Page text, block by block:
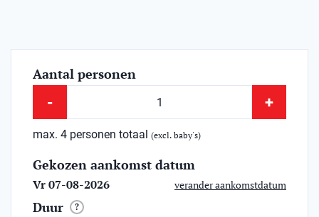
Aantal personen
- +
max. 4 personen totaal (excl. baby's)
Gekozen aankomst datum
Vr 07-08-2026 verander aankomstdatum
Duur ?